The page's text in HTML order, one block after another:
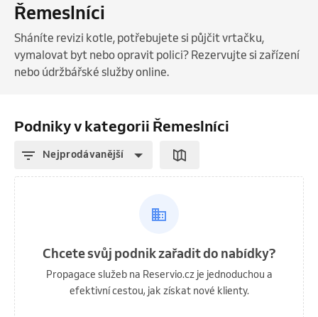
Řemeslníci
Sháníte revizi kotle, potřebujete si půjčit vrtačku,
vymalovat byt nebo opravit polici? Rezervujte si zařízení
nebo údržbářské služby online.
Podniky v kategorii Řemeslníci
Nejprodávanější
Chcete svůj podnik zařadit do nabídky?
Propagace služeb na Reservio.cz je jednoduchou a
efektivní cestou, jak získat nové klienty.